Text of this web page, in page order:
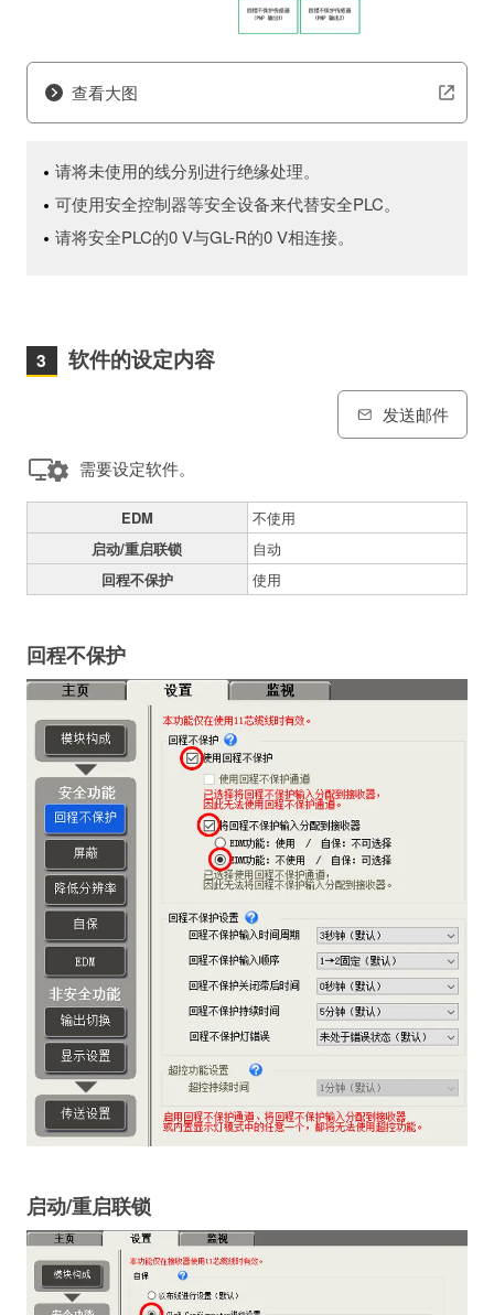
查看大图
请将未使用的线分别进行绝缘处理。
可使用安全控制器等安全设备来代替安全PLC。
请将安全PLC的0 V与GL-R的0 V相连接。
软件的设定内容
发送邮件
需要设定软件。
EDM
不使用
启动/重启联锁
自动
回程不保护
使用
回程不保护
启动/重启联锁